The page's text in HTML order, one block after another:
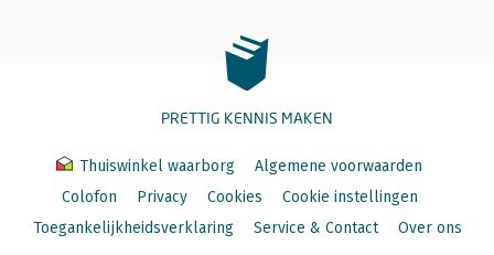
PRETTIG KENNIS MAKEN
Thuiswinkel waarborg
Algemene voorwaarden
Colofon
Privacy Cookies
Cookie instellingen
Toegankelijkheidsverklaring
Service & Contact Over ons